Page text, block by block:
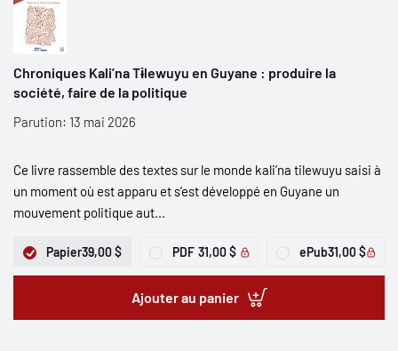
Chroniques Kali’na Tɨlewuyu en Guyane : produire la
société, faire de la politique
Parution: 13 mai 2026
Ce livre rassemble des textes sur le monde kali’na tilewuyu saisi à
un moment où est apparu et s’est développé en Guyane un
mouvement politique aut...
Papier39,00 $ PDF 31,00 $ ePub31,00 $
Ajouter au panier